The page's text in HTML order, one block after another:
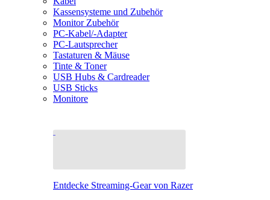
Kassensysteme und Zubehör
Monitor Zubehör
PC-Kabel/-Adapter
PC-Lautsprecher
Tastaturen & Mäuse
Tinte & Toner
USB Hubs & Cardreader
USB Sticks
Monitore
Entdecke Streaming-Gear von Razer